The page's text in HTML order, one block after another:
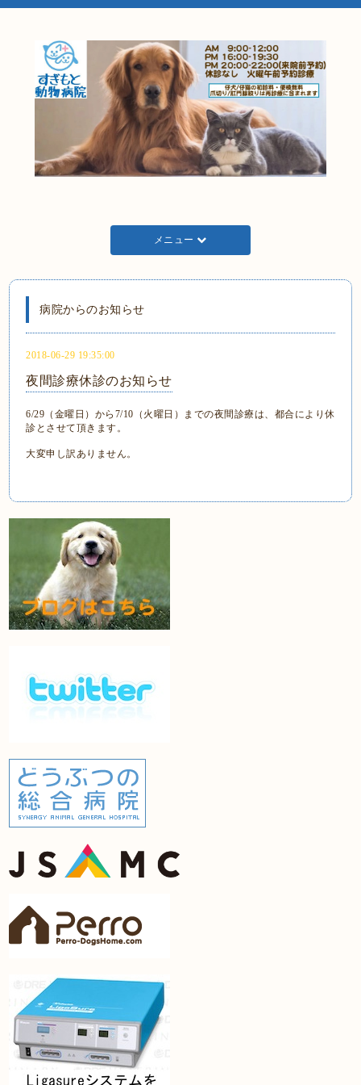
メニュー
病院からのお知らせ
2018-06-29 19:35:00
夜間診療休診のお知らせ
6/29（金曜日）から7/10（火曜日）までの夜間診療は、都合により休
診とさせて頂きます。
大変申し訳ありません。